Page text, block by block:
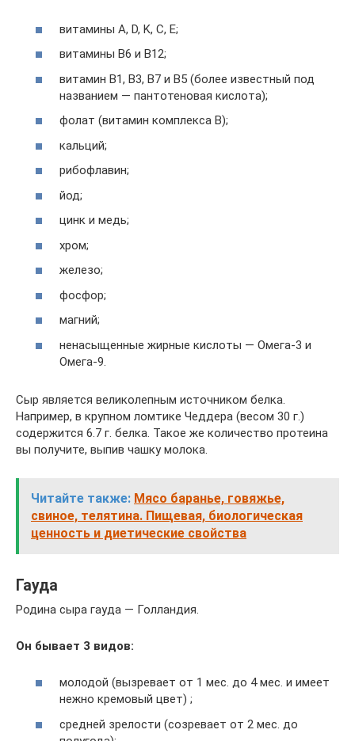
витамины А, D, K, C, E;
витамины В6 и В12;
витамин B1, B3, В7 и В5 (более известный под
названием — пантотеновая кислота);
фолат (витамин комплекса В);
кальций;
рибофлавин;
йод;
цинк и медь;
хром;
железо;
фосфор;
магний;
ненасыщенные жирные кислоты — Омега-3 и
Омега-9.
Сыр является великолепным источником белка.
Например, в крупном ломтике Чеддера (весом 30 г.)
содержится 6.7 г. белка. Такое же количество протеина
вы получите, выпив чашку молока.
Читайте также: Мясо баранье, говяжье,
свиное, телятина. Пищевая, биологическая
ценность и диетические свойства
Гауда
Родина сыра гауда — Голландия.
Он бывает 3 видов:
молодой (вызревает от 1 мес. до 4 мес. и имеет
нежно кремовый цвет) ;
средней зрелости (созревает от 2 мес. до